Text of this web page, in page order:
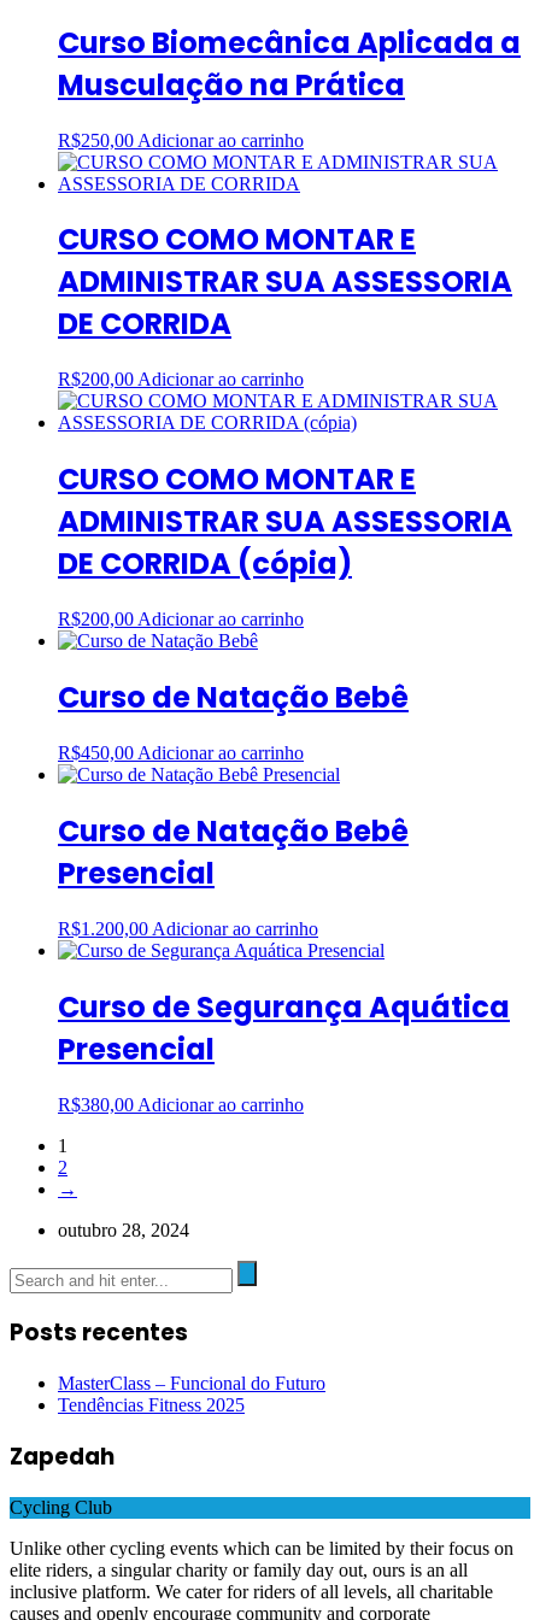
Curso Biomecânica Aplicada a
Musculação na Prática
R$250,00 Adicionar ao carrinho
CURSO COMO MONTAR E
ADMINISTRAR SUA ASSESSORIA
DE CORRIDA
R$200,00 Adicionar ao carrinho
CURSO COMO MONTAR E
ADMINISTRAR SUA ASSESSORIA
DE CORRIDA (cópia)
R$200,00 Adicionar ao carrinho
Curso de Natação Bebê
R$450,00 Adicionar ao carrinho
Curso de Natação Bebê
Presencial
R$1.200,00 Adicionar ao carrinho
Curso de Segurança Aquática
Presencial
R$380,00 Adicionar ao carrinho
1
2
→
outubro 28, 2024
Posts recentes
MasterClass – Funcional do Futuro
Tendências Fitness 2025
Zapedah
Cycling Club
Unlike other cycling events which can be limited by their focus on
elite riders, a singular charity or family day out, ours is an all
inclusive platform. We cater for riders of all levels, all charitable
causes and openly encourage community and corporate